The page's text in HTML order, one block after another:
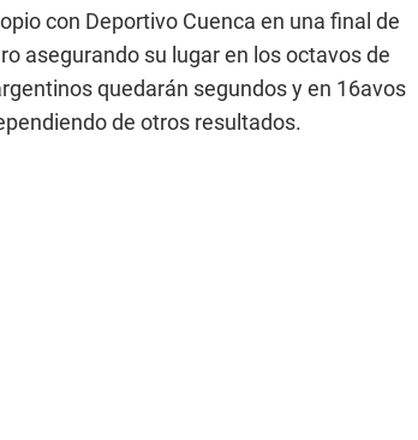
con Deportivo Cuenca en una final de
asegurando su lugar en los octavos de
quedarán segundos y en 16avos
de otros resultados.